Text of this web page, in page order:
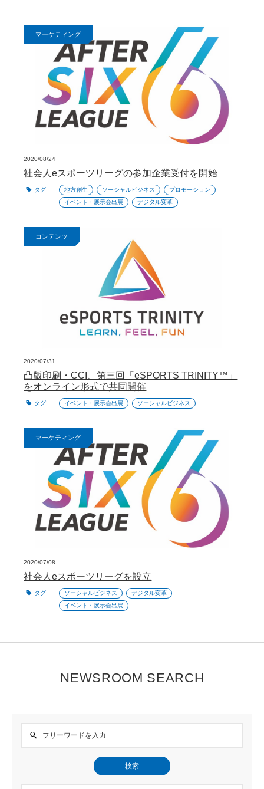
マーケティング
2020/08/24
社会人eスポーツリーグの参加企業受付を開始
タグ 地方創生 ソーシャルビジネス
プロモーション
イベント・展示会出展
デジタル変革
コンテンツ
2020/07/31
凸版印刷・CCI、第三回「eSPORTS TRINITY™」
をオンライン形式で共同開催
タグ イベント・展示会出展 ソーシャルビジネス
マーケティング
2020/07/08
社会人eスポーツリーグを設立
タグ ソーシャルビジネス
デジタル変革
イベント・展示会出展
NEWSROOM SEARCH
検索